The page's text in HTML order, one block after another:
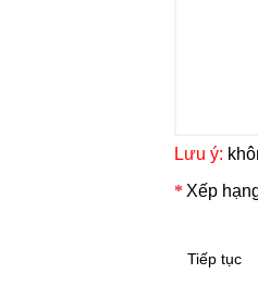
Lưu ý:
Xếp
Tiếp tục